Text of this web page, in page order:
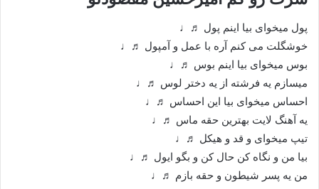
پول میخوای بیا اینم پول ♬♩
خوشگلت می کنم آره با عمل و آمپول ♬♩
بوس میخوای بیا اینم بوس ♬♩
میسازم یه فرشته از یه دختر لوس ♬♩
احساس میخوای بیا این احساس ♬♩
یه آهنگ لایت بهترین حقه ماس ♬♩
تیپ میخوای و قد و هیکل ♬♩
بیا من و نگاه کن حال کن و بگو ایول ♬♩
من یه پسر شیطون و حقه بازم ♬♩